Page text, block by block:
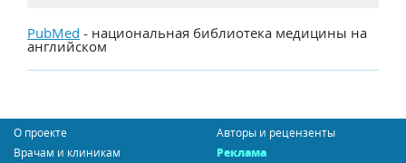
PubMed - национальная библиотека медицины на
английском
О проекте
Авторы и рецензенты
Врачам и клиникам
Реклама